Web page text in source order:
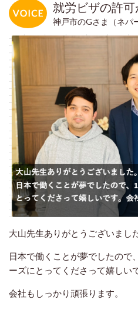
就労ビザの許可
神戸市のGさま（ネパ
大山先生ありがとうございました
日本で働くことが夢でしたので
ーズにとってくださって嬉しい
会社もしっかり頑張ります。